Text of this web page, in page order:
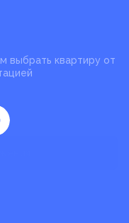
выбрать квартиру от